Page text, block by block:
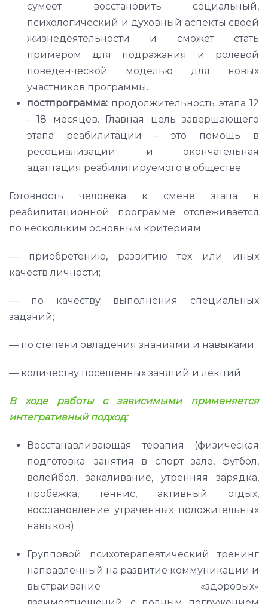
сумеет восстановить социальный,
психологический и духовный аспекты своей
жизнедеятельности и сможет стать
примером для подражания и ролевой
поведенческой моделью для новых
участников программы.
постпрограмма: продолжительность этапа 12
- 18 месяцев. Главная цель завершающего
этапа реабилитации – это помощь в
ресоциализации и окончательная
адаптация реабилитируемого в обществе.
Готовность человека к смене этапа в
реабилитационной программе отслеживается
по нескольким основным критериям:
— приобретению, развитию тех или иных
качеств личности;
— по качеству выполнения специальных
заданий;
— по степени овладения знаниями и навыками;
— количеству посещенных занятий и лекций.
В ходе работы с зависимыми применяется
интегративный подход:
Восстанавливающая терапия (физическая
подготовка: занятия в спорт зале, футбол,
волейбол, закаливание, утренняя зарядка,
пробежка, теннис, активный отдых,
восстановление утраченных положительных
навыков);
Групповой психотерапевтический тренинг
направленный на развитие коммуникации и
выстраивание «здоровых»